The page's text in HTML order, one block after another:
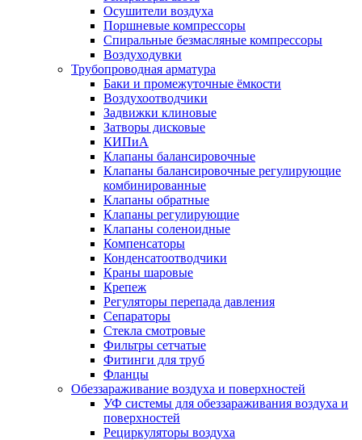
Осушители воздуха
Поршневые компрессоры
Спиральные безмасляные компрессоры
Воздуходувки
Трубопроводная арматура
Баки и промежуточные ёмкости
Воздухоотводчики
Задвижки клиновые
Затворы дисковые
КИПиА
Клапаны балансировочные
Клапаны балансировочные регулирующие
комбинированные
Клапаны обратные
Клапаны регулирующие
Клапаны соленоидные
Компенсаторы
Конденсатоотводчики
Краны шаровые
Крепеж
Регуляторы перепада давления
Сепараторы
Стекла смотровые
Фильтры сетчатые
Фитинги для труб
Фланцы
Обеззараживание воздуха и поверхностей
УФ системы для обеззараживания воздуха и
поверхностей
Рециркуляторы воздуха